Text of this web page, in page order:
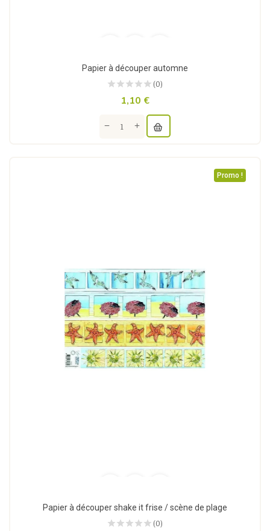
Papier à découper automne
(0)
1,10 €
Promo !
Papier à découper shake it frise / scène de plage
(0)